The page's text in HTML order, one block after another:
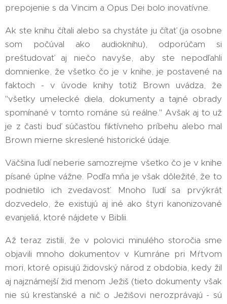
prepojenie s da Vincim a Opus Dei bolo inovatívne.
Ak ste knihu čítali alebo sa chystáte ju čítať (ja osobne
som počúval ako audioknihu), odporúčam si
preštudovať aj niečo navyše, aby ste nepodľahli
domnienke, že všetko čo je v knihe, je postavené na
faktoch - v úvode knihy totiž Brown uvádza, že
"všetky umelecké diela, dokumenty a tajné obrady
spomínané v tomto románe sú reálne." Avšak aj to už
je z časti buď súčasťou fiktívneho príbehu alebo mal
Brown mierne skreslené historické údaje.
Väčšina ľudí neberie samozrejme všetko čo je v knihe
písané úplne vážne. Podľa mňa je však dôležité, že to
podnietilo ich zvedavosť. Mnoho ľudí sa prvýkrát
dozvedelo, že existujú aj iné ako štyri kanonizované
evanjeliá, ktoré nájdete v Biblii.
Až teraz zistili, že v polovici minulého storočia sme
objavili mnoho dokumentov v Kumráne pri Mŕtvom
mori, ktoré opisujú židovský národ z obdobia, kedy žil
aj najznámejší žid menom Ježiš (tieto dokumenty však
nie sú kresťanské a nič o Ježišovi nerozprávajú - sú